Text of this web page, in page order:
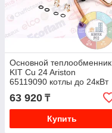
Основной теплообменник
KIT Cu 24 Ariston
65119090 котлы до 24кВт
63 920 ₸
Купить